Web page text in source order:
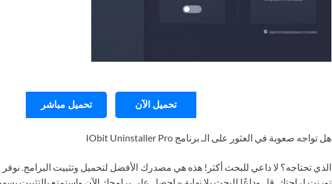
تحميل الآن تحميل مباشر
هل تواجه صعوبة في العثور على الـ برنامج IObit Uninstaller Pro
الذي تحتاجه؟ لا داعي للبحث أكثر! هذه هي مصدرك الأفضل لتحميل وتثبيت البرامج.